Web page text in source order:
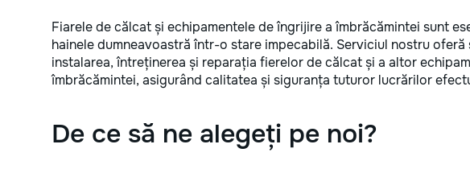
Fiarele de călcat și echipamentele de îngrijire a îmbrăcămintei sunt
hainele dumneavoastră într-o stare impecabilă. Serviciul nostru
instalarea, întreținerea și reparația fierelor de călcat și a altor
îmbrăcămintei, asigurând calitatea și siguranța tuturor lucrărilor
De ce să ne alegeți pe noi?